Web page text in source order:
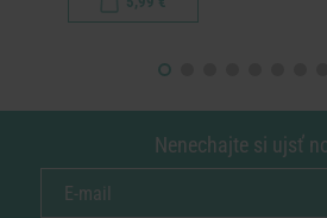
Nenechajte si ujsť